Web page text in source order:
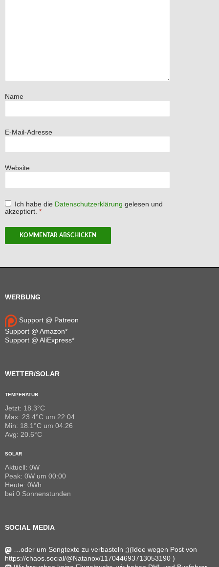
Name
E-Mail-Adresse
Website
Ich habe die Datenschutzerklärung gelesen und
akzeptiert. *
WERBUNG
Support @ Patreon
Support @ Amazon*
Support @ AliExpress*
WETTER/SOLAR
TEMPERATUR
Jetzt: 18.3°C
Max: 23.4°C um 22:04
Min: 18.1°C um 04:26
Avg: 20.6°C
SOLAR
Aktuell: 0W
Peak: 0W um 00:00
Heute: 0Wh
bei 0 Sonnenstunden
SOCIAL MEDIA
…oder um Songtexte zu verbasteln ;)(Idee wegen Post von
https://chaos.social/@Natanox/117044693713053190 )